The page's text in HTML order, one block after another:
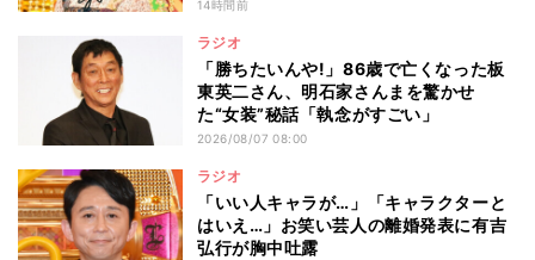
14時間前
ラジオ
「勝ちたいんや!」86歳で亡くなった板
東英二さん、明石家さんまを驚かせ
た“女装”秘話「執念がすごい」
2026/08/07 08:00
ラジオ
「いい人キャラが…」「キャラクターと
はいえ…」お笑い芸人の離婚発表に有吉
弘行が胸中吐露